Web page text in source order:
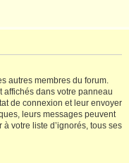
autres membres du forum.
affichés dans votre panneau
de connexion et leur envoyer
leurs messages peuvent
votre liste d’ignorés, tous ses